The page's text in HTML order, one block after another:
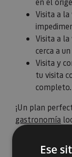
Visita a la
Visita a la
cerca a
Visita y
tu visita
completo.
¡Un plan
gastronomía
Ese